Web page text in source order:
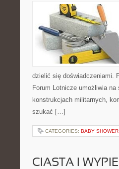
dzielić się doświadczeniami.
Forum Lotnicze umożliwia
konstrukcjach militarnych,
szukać […]
CATEGORIES: BABY
CIASTA I